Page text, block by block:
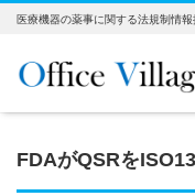
医療機器の薬事に関する法規制情報
FDAがQSRを